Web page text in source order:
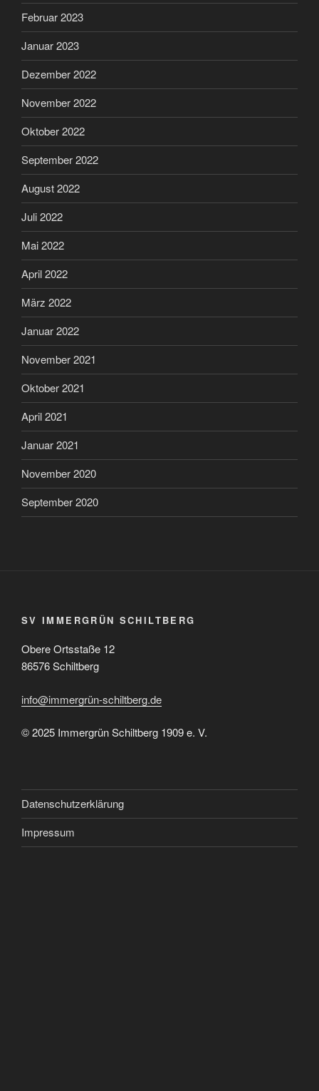
Februar 2023
Januar 2023
Dezember 2022
November 2022
Oktober 2022
September 2022
August 2022
Juli 2022
Mai 2022
April 2022
März 2022
Januar 2022
November 2021
Oktober 2021
April 2021
Januar 2021
November 2020
September 2020
SV IMMERGRÜN SCHILTBERG
Obere Ortsstaße 12
86576 Schiltberg
info@immergrün-schiltberg.de
© 2025 Immergrün Schiltberg 1909 e. V.
Datenschutzerklärung
Impressum